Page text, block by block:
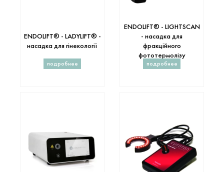
ENDOLIFT® - LADYLIFT® -
насадка для гінекології
подробнее
ENDOLIFT® - LIGHTSCAN
- насадка для
фракційного
фототермолізу
подробнее